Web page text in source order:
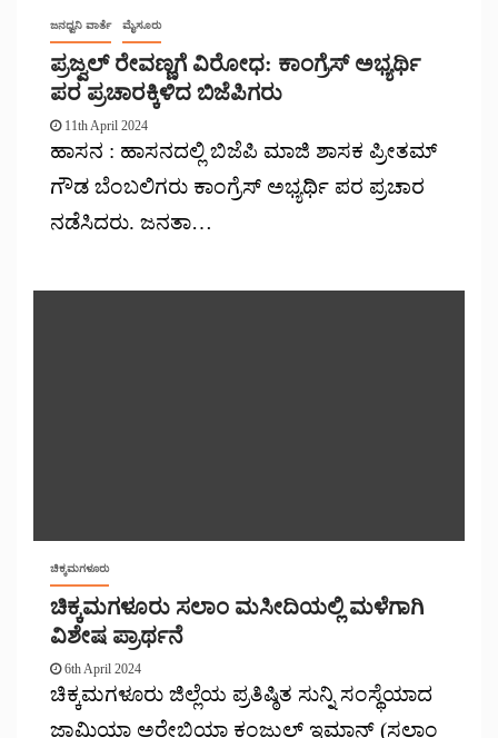
ಜನಧ್ವನಿ ವಾರ್ತೆ ಮೈಸೂರು
ಪ್ರಜ್ವಲ್ ರೇವಣ್ಣಗೆ ವಿರೋಧ: ಕಾಂಗ್ರೆಸ್ ಅಭ್ಯರ್ಥಿ
ಪರ ಪ್ರಚಾರಕ್ಕಿಳಿದ ಬಿಜೆಪಿಗರು
11th April 2024
ಹಾಸನ : ಹಾಸನದಲ್ಲಿ ಬಿಜೆಪಿ ಮಾಜಿ ಶಾಸಕ ಪ್ರೀತಮ್
ಗೌಡ ಬೆಂಬಲಿಗರು ಕಾಂಗ್ರೆಸ್ ಅಭ್ಯರ್ಥಿ ಪರ ಪ್ರಚಾರ
ನಡೆಸಿದರು. ಜನತಾ…
ಚಿಕ್ಕಮಗಳೂರು
ಚಿಕ್ಕಮಗಳೂರು ಸಲಾಂ ಮಸೀದಿಯಲ್ಲಿ ಮಳೆಗಾಗಿ
ವಿಶೇಷ ಪ್ರಾರ್ಥನೆ
6th April 2024
ಚಿಕ್ಕಮಗಳೂರು ಜಿಲ್ಲೆಯ ಪ್ರತಿಷ್ಠಿತ ಸುನ್ನಿ ಸಂಸ್ಥೆಯಾದ
ಜಾಮಿಯಾ ಅರೇಬಿಯಾ ಕಂಜುಲ್ ಇಮಾನ್ (ಸಲಾಂ